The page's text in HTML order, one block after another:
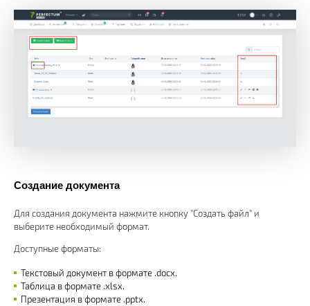
Создание документа
Для создания документа нажмите кнопку "Создать файл" и
выберите необходимый формат.
Доступные форматы:
Текстовый документ в формате .docx.
Таблица в формате .xlsx.
Презентация в формате .pptx.